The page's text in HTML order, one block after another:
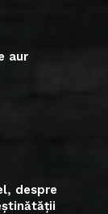
aur
despre